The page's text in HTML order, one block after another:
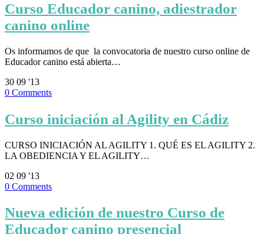
Curso Educador canino, adiestrador
canino online
Os informamos de que la convocatoria de nuestro curso online de
Educador canino está abierta…
30 09 '13
0 Comments
Curso iniciación al Agility en Cádiz
CURSO INICIACIÓN AL AGILITY 1. QUÉ ES EL AGILITY 2.
LA OBEDIENCIA Y EL AGILITY…
02 09 '13
0 Comments
Nueva edición de nuestro Curso de
Educador canino presencial